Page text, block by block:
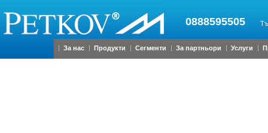
За нас Продукти Сегменти За партньори Услуги
0888595505